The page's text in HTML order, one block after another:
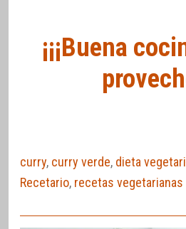
¡¡¡Buena
curry, curry verde, dieta
Recetario, recetas vegetarianas